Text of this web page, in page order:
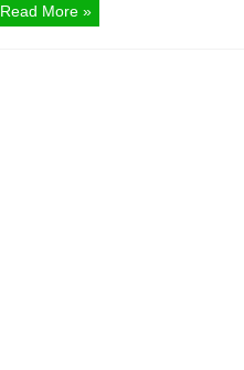
Read More »